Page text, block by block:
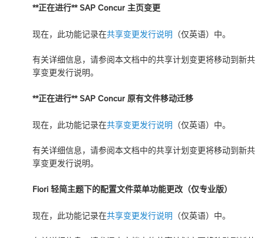
**正在进行** SAP Concur 主页变更
现在，此功能记录在共享变更发行说明 （仅英语）中。
有关详细信息，请参阅本文档中的共享计划变更将移动到新共
享变更发行说明。
**正在进行** SAP Concur 原有文件移动迁移
现在，此功能记录在共享变更发行说明 （仅英语）中。
有关详细信息，请参阅本文档中的共享计划变更将移动到新共
享变更发行说明。
Fiori 轻简主题下的配置文件菜单功能更改（仅专业版）
现在，此功能记录在共享变更发行说明 （仅英语）中。